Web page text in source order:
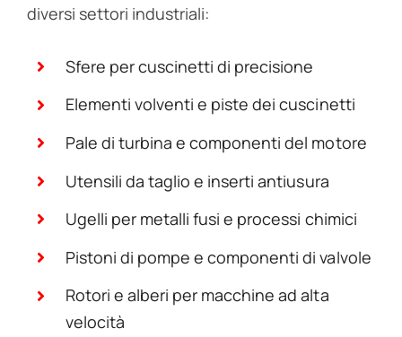
diversi settori industriali:
Sfere per cuscinetti di precisione
Elementi volventi e piste dei cuscinetti
Pale di turbina e componenti del motore
Utensili da taglio e inserti antiusura
Ugelli per metalli fusi e processi chimici
Pistoni di pompe e componenti di valvole
Rotori e alberi per macchine ad alta
velocità